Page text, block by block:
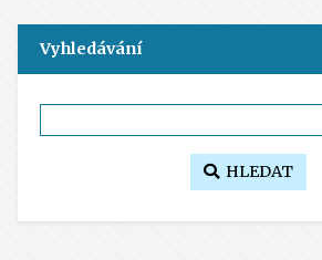
Vyhledávání
HLEDAT